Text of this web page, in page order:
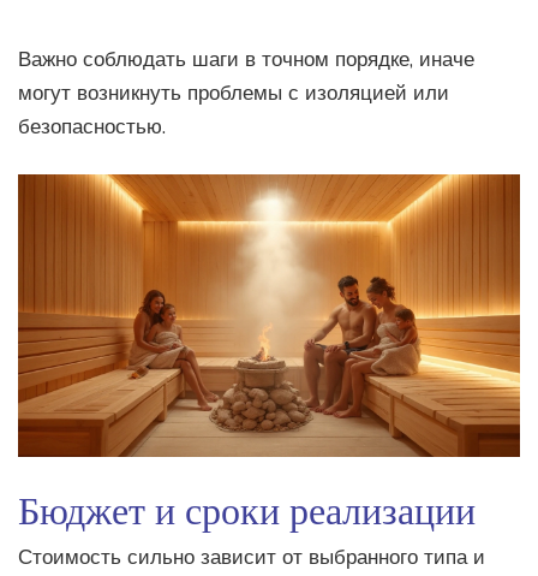
Важно соблюдать шаги в точном порядке, иначе
могут возникнуть проблемы с изоляцией или
безопасностью.
Бюджет и сроки реализации
Стоимость сильно зависит от выбранного типа и